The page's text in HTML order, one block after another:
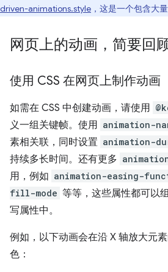
driven-animations.style ，这是一个包含大
网页上的动画，简要回
使用 CSS 在网页上制作动画
如需在 CSS 中创建动画，请使用
义一组关键帧。使用 animation-
素相关联，同时设置 animation-
持续多长时间。还有更多
用，例如 animation-easing-
fill-mode 等等，这些属性都可以
写属性中。
例如，以下动画会在沿 X 轴放大元
色：